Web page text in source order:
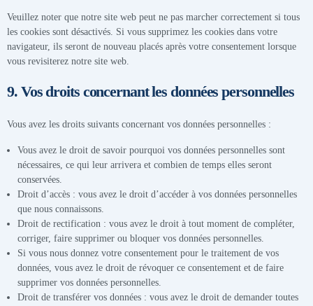
Veuillez noter que notre site web peut ne pas marcher correctement si tous
les cookies sont désactivés. Si vous supprimez les cookies dans votre
navigateur, ils seront de nouveau placés après votre consentement lorsque
vous revisiterez notre site web.
9. Vos droits concernant les données personnelles
Vous avez les droits suivants concernant vos données personnelles :
Vous avez le droit de savoir pourquoi vos données personnelles sont
nécessaires, ce qui leur arrivera et combien de temps elles seront
conservées.
Droit d’accès : vous avez le droit d’accéder à vos données personnelles
que nous connaissons.
Droit de rectification : vous avez le droit à tout moment de compléter,
corriger, faire supprimer ou bloquer vos données personnelles.
Si vous nous donnez votre consentement pour le traitement de vos
données, vous avez le droit de révoquer ce consentement et de faire
supprimer vos données personnelles.
Droit de transférer vos données : vous avez le droit de demander toutes